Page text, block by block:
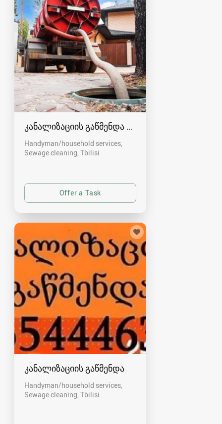
კანალიზაციის გაწმენდა თბილისი 557554000
Handyman/household services,
Sewage cleaning Tbilisi
კანალიზაციის გაწმენდა
Handyman/household services,
Sewage cleaning Tbilisi